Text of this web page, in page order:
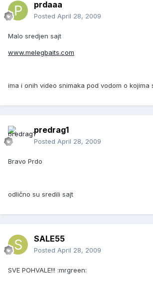
prdaaa
Posted April 28, 2009
Malo sredjen sajt
www.melegbaits.com
ima i onih video snimaka pod vodom o kojima
predrag1
Posted April 28, 2009
Bravo Prdo
odlično su sredili sajt
SALE55
Posted April 28, 2009
SVE POHVALE!!! :mrgreen: